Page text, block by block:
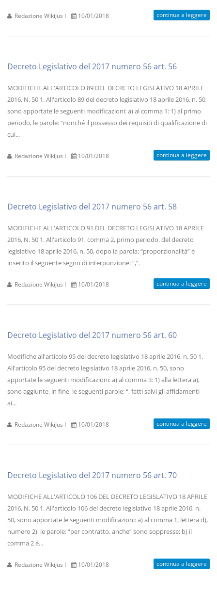
Redazione WikiJus I 10/01/2018 continua a leggere
Decreto Legislativo del 2017 numero 56 art. 56
MODIFICHE ALL'ARTICOLO 89 DEL DECRETO LEGISLATIVO 18 APRILE
2016, N. 50 1. All'articolo 89 del decreto legislativo 18 aprile 2016, n. 50,
sono apportate le seguenti modificazioni: a) al comma 1: 1) al primo
periodo, le parole: “nonché il possesso dei requisiti di qualificazione di
cui...
Redazione WikiJus I 10/01/2018 continua a leggere
Decreto Legislativo del 2017 numero 56 art. 58
MODIFICHE ALL'ARTICOLO 91 DEL DECRETO LEGISLATIVO 18 APRILE
2016, N. 50 1. All'articolo 91, comma 2, primo periodo, del decreto
legislativo 18 aprile 2016, n. 50, dopo la parola: “proporzionalità” è
inserito il seguente segno di interpunzione: “,”.
Redazione WikiJus I 10/01/2018 continua a leggere
Decreto Legislativo del 2017 numero 56 art. 60
Modifiche all'articolo 95 del decreto legislativo 18 aprile 2016, n. 50 1.
All'articolo 95 del decreto legislativo 18 aprile 2016, n. 50, sono
apportate le seguenti modificazioni: a) al comma 3: 1) alla lettera a),
sono aggiunte, in fine, le seguenti parole: “, fatti salvi gli affidamenti
ai...
Redazione WikiJus I 10/01/2018 continua a leggere
Decreto Legislativo del 2017 numero 56 art. 70
MODIFICHE ALL'ARTICOLO 106 DEL DECRETO LEGISLATIVO 18 APRILE
2016, N. 50 1. All'articolo 106 del decreto legislativo 18 aprile 2016, n.
50, sono apportate le seguenti modificazioni: a) al comma 1, lettera d),
numero 2), le parole: “per contratto, anche” sono soppresse; b) il
comma 2 è...
Redazione WikiJus I 10/01/2018 continua a leggere